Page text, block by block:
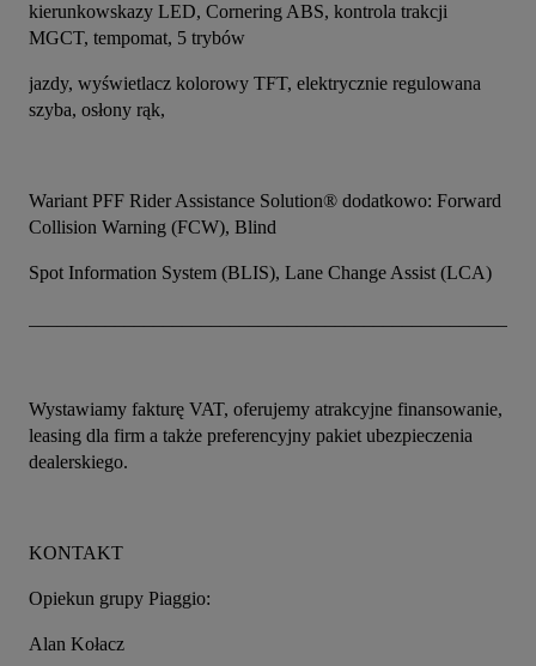
kierunkowskazy LED, Cornering ABS, kontrola trakcji
MGCT, tempomat, 5 trybów
jazdy, wyświetlacz kolorowy TFT, elektrycznie regulowana
szyba, osłony rąk,
Wariant PFF Rider Assistance Solution® dodatkowo: Forward
Collision Warning (FCW), Blind
Spot Information System (BLIS), Lane Change Assist (LCA)
Wystawiamy fakturę VAT, oferujemy atrakcyjne finansowanie,
leasing dla firm a także preferencyjny pakiet ubezpieczenia
dealerskiego.
KONTAKT
Opiekun grupy Piaggio:
Alan Kołacz